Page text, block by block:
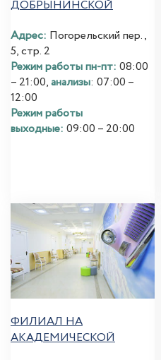
ДОБРЫНИНСКОЙ
Адрес: Погорельский пер.,
5, стр. 2
Режим работы пн-пт: 08:00
– 21:00,анализы: 07:00 –
12:00
Режим работы
выходные: 09:00 – 20:00
ФИЛИАЛ НА
АКАДЕМИЧЕСКОЙ